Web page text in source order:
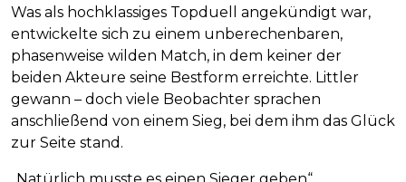
Was als hochklassiges Topduell angekündigt war,
entwickelte sich zu einem unberechenbaren,
phasenweise wilden Match, in dem keiner der
beiden Akteure seine Bestform erreichte. Littler
gewann – doch viele Beobachter sprachen
anschließend von einem Sieg, bei dem ihm das Glück
zur Seite stand.